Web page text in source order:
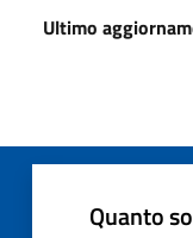
Ultimo
Quanto